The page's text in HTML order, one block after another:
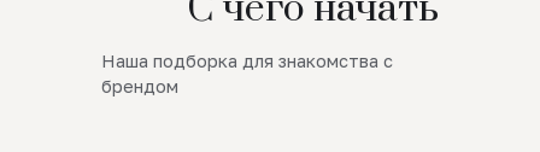
Наша подборка для знакомства с
брендом
Новинки
SALE